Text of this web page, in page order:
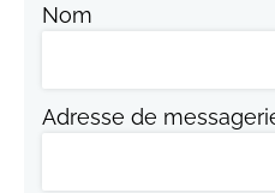
Nom
Adresse de